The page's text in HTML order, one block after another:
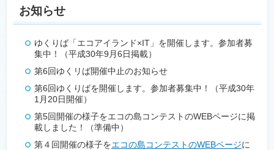
お知らせ
ゆくりば「エコアイランド×IT」を開催します。参加者募
集中！（平成30年9月6日掲載）
第6回ゆくリば開催中止のお知らせ
第6回ゆくりばを開催します。参加者募集中！（平成30年
1月20日開催）
第5回開催の様子をエコの島コンテストのWEBページに掲
載しました！（準備中）
第４回開催の様子をエコの島コンテストのWEBページに